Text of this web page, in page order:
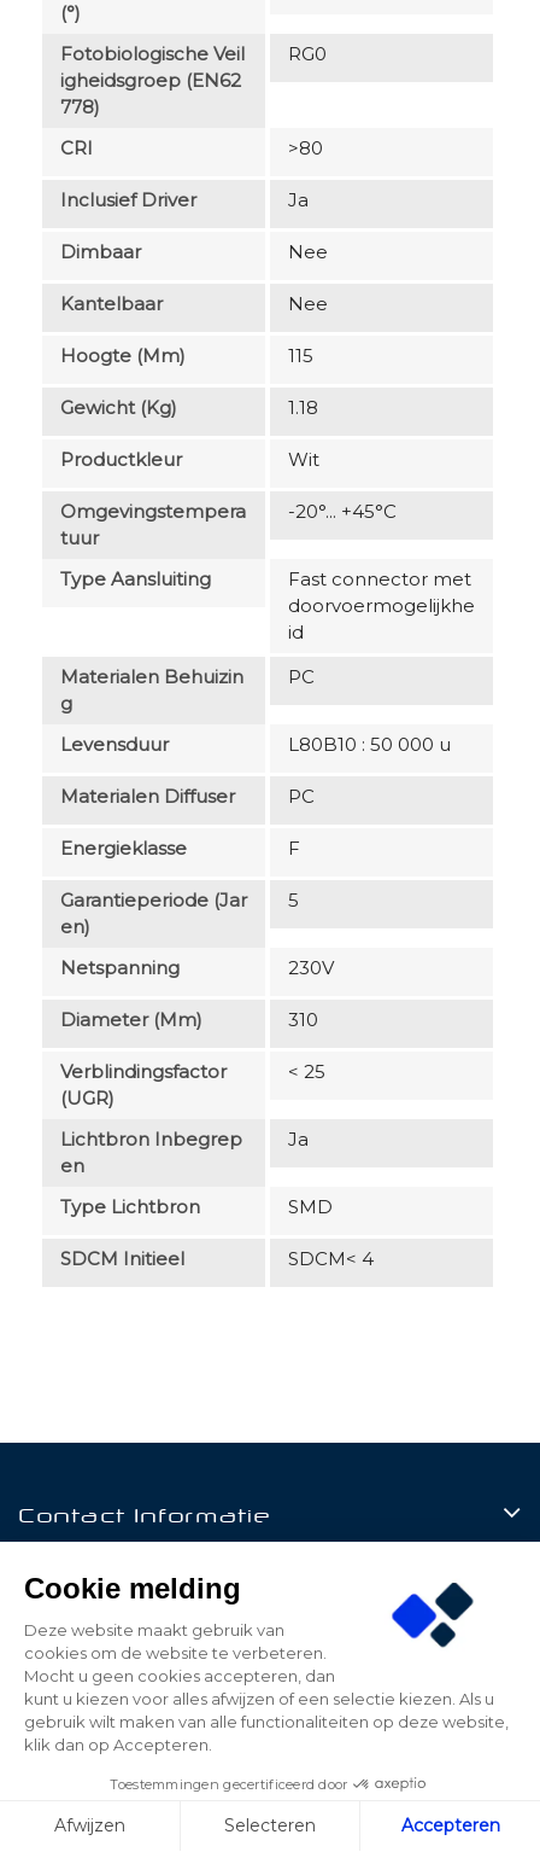
(°)
Fotobiologische Veil
Igheidsgroep (EN62
778)
RG0
CRI >80
Inclusief Driver Ja
Dimbaar Nee
Kantelbaar Nee
Hoogte (mm) 115
Gewicht (kg) 1.18
Productkleur Wit
Omgevingstempera
Tuur
-20°... +45°C
Type Aansluiting
Fast connector met
doorvoermogelijkhe
id
Materialen Behuizin
G
PC
Levensduur L80B10 : 50 000 u
Materialen Diffuser PC
Energieklasse F
Garantieperiode (jar
En)
5
Netspanning 230V
Diameter (mm) 310
Verblindingsfactor
(UGR)
< 25
Lichtbron Inbegrep
En
Ja
Type Lichtbron SMD
SDCM Initieel SDCM< 4
Contact Informatie
Mijn Account
Cookie melding
Deze website maakt gebruik van
cookies om de website te verbeteren.
Mocht u geen cookies accepteren, dan
kunt u kiezen voor alles afwijzen of een selectie kiezen. Als u
gebruik wilt maken van alle functionaliteiten op deze website,
klik dan op Accepteren.
Toestemmingen gecertificeerd door
Afwijzen Selecteren Accepteren